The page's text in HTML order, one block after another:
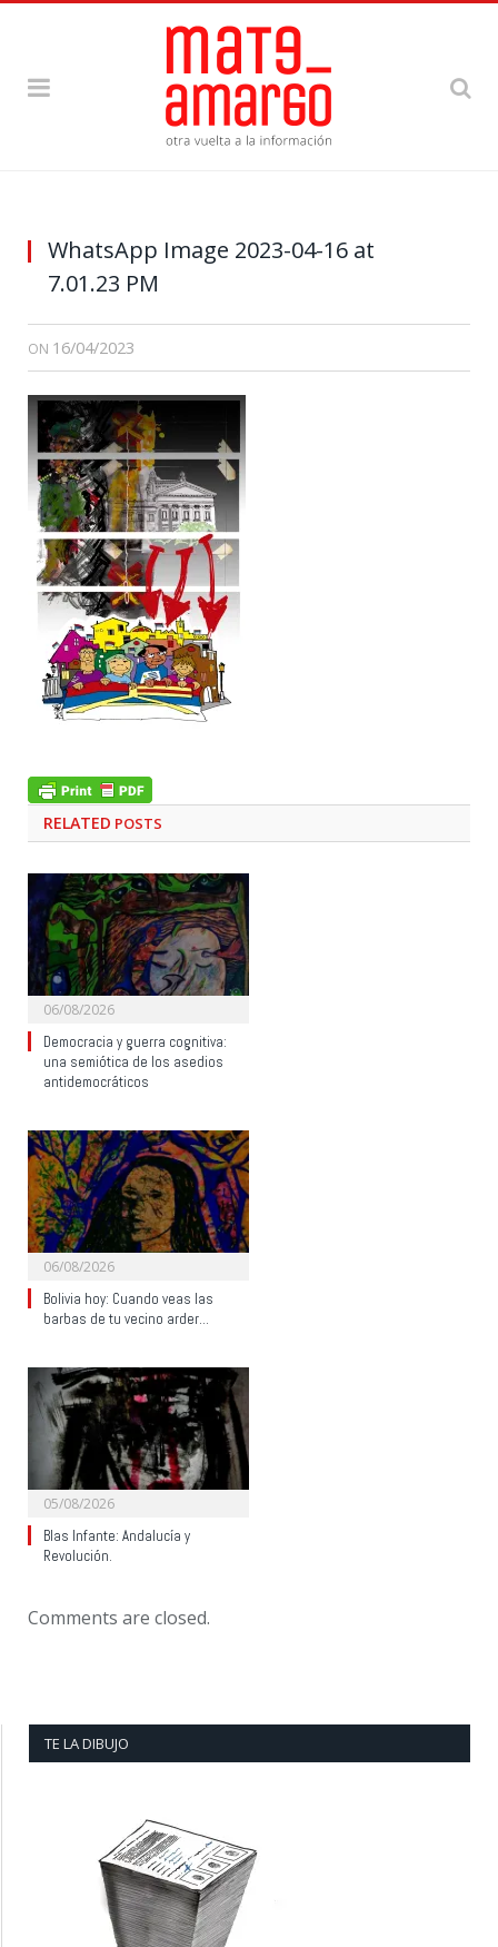
WhatsApp Image 2023-04-16 at
7.01.23 PM
ON 16/04/2023
RELATED POSTS
06/08/2026
Democracia y guerra cognitiva:
una semiótica de los asedios
antidemocráticos
06/08/2026
Bolivia hoy: Cuando veas las
barbas de tu vecino arder…
05/08/2026
Blas Infante: Andalucía y
Revolución.
Comments are closed.
TE LA DIBUJO